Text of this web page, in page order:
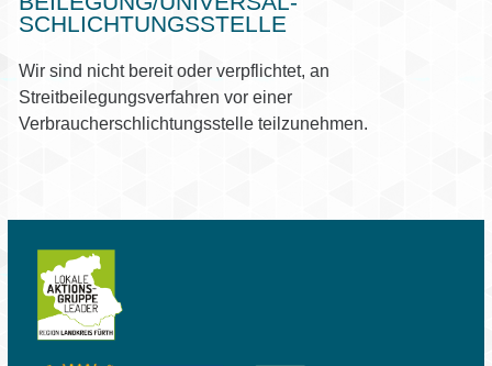
SCHLICHTUNGS­STELLE
Wir sind nicht bereit oder verpflichtet, an
Streitbeilegungsverfahren vor einer
Verbraucherschlichtungsstelle teilzunehmen.